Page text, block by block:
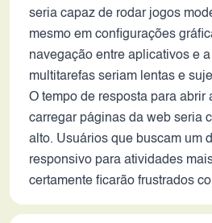
seria capaz de rodar jogos
mesmo em configurações
navegação entre aplicativos e
multitarefas seriam lentas e
O tempo de resposta para abrir
carregar páginas da web seria
alto. Usuários que buscam um
responsivo para atividades
certamente ficarão frustrados